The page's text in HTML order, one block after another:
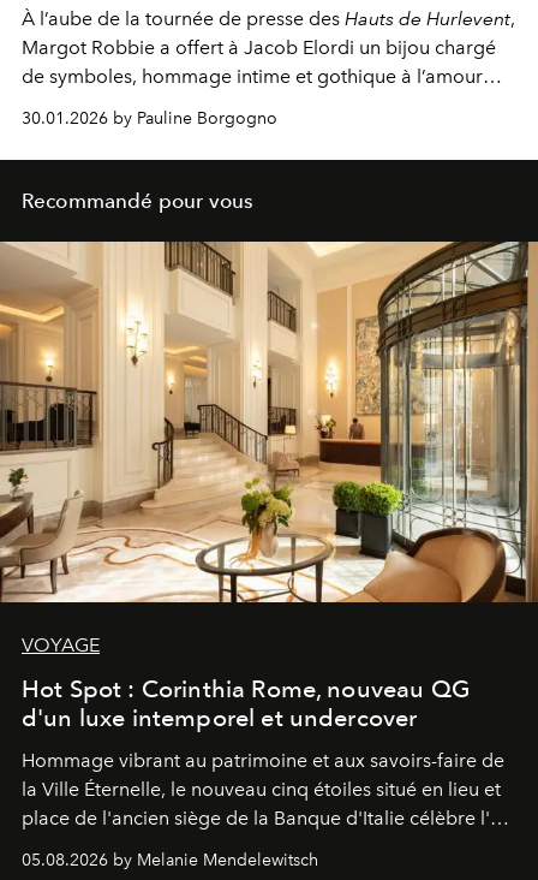
À l’aube de la tournée de presse des Hauts de Hurlevent,
Margot Robbie a offert à Jacob Elordi un bijou chargé
de symboles, hommage intime et gothique à l’amour
tragique de Cathy et Heathcliff.
30.01.2026 by Pauline Borgogno
Recommandé pour vous
VOYAGE
Hot Spot : Corinthia Rome, nouveau QG
d'un luxe intemporel et undercover
Hommage vibrant au patrimoine et aux savoirs-faire de
la Ville Éternelle, le nouveau cinq étoiles situé en lieu et
place de l'ancien siège de la Banque d'Italie célèbre l'art
de vivre Romain dans toute son élégance intemporelle.
05.08.2026 by Melanie Mendelewitsch